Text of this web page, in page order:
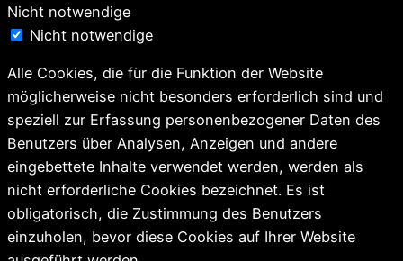
Nicht notwendige
Nicht notwendige
Alle Cookies, die für die Funktion der Website
möglicherweise nicht besonders erforderlich sind und
speziell zur Erfassung personenbezogener Daten des
Benutzers über Analysen, Anzeigen und andere
eingebettete Inhalte verwendet werden, werden als
nicht erforderliche Cookies bezeichnet. Es ist
obligatorisch, die Zustimmung des Benutzers
einzuholen, bevor diese Cookies auf Ihrer Website